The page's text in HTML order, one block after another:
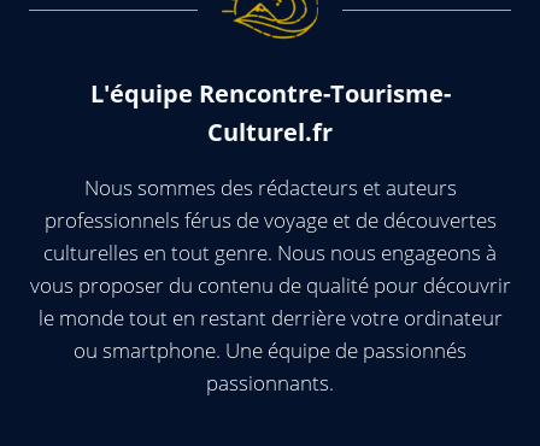
L'équipe Rencontre-Tourisme-
Culturel.fr
Nous sommes des rédacteurs et auteurs
professionnels férus de voyage et de découvertes
culturelles en tout genre. Nous nous engageons à
vous proposer du contenu de qualité pour découvrir
le monde tout en restant derrière votre ordinateur
ou smartphone. Une équipe de passionnés
passionnants.